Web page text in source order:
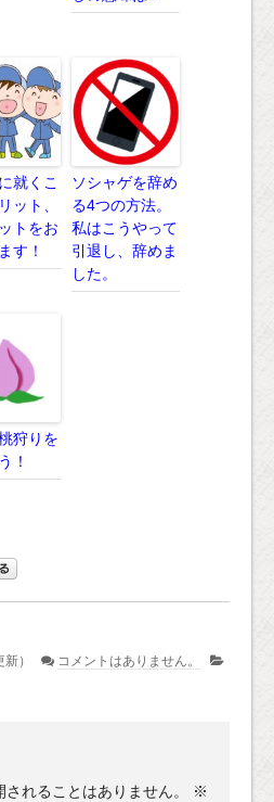
就くこ
ット、
トをお
す！
ソシャゲを辞め
る4つの方法。
私はこうやって
引退し、辞めま
した。
狩りを
！
）
コメントはありません。
れることはありません。
※